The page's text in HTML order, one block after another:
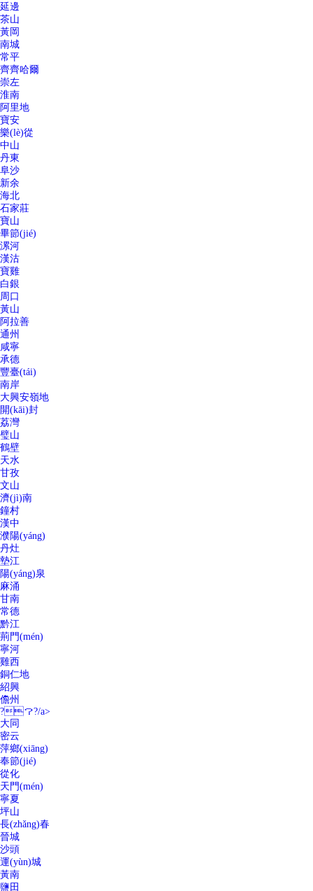
延邊
茶山
黃岡
南城
常平
齊齊哈爾
崇左
淮南
阿里地
寶安
樂(lè)從
中山
丹東
阜沙
新余
海北
石家莊
寶山
畢節(jié)
漯河
漢沽
寶雞
白銀
周口
黃山
阿拉善
通州
咸寧
承德
豐臺(tái)
南岸
大興安嶺地
開(kāi)封
荔灣
璧山
鶴壁
天水
甘孜
文山
濟(jì)南
鐘村
漢中
濮陽(yáng)
丹灶
墊江
陽(yáng)泉
麻涌
甘南
常德
黔江
荊門(mén)
寧河
雞西
銅仁地
紹興
儋州
?？?/a>
大同
密云
萍鄉(xiāng)
奉節(jié)
從化
天門(mén)
寧夏
坪山
長(zhǎng)春
晉城
沙頭
運(yùn)城
黃南
鹽田